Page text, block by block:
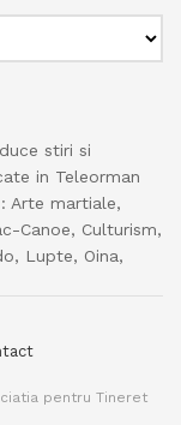
stiri si
in Teleorman
Arte martiale,
Canoe, Culturism,
Lupte, Oina,
pentru Tineret